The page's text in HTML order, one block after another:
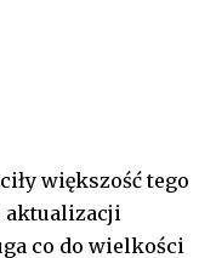
większość tego
aktualizacji
co do wielkości